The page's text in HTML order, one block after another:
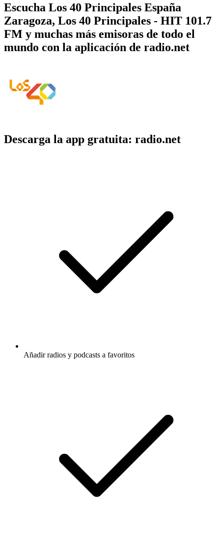
Escucha Los 40 Principales España
Zaragoza, Los 40 Principales - HIT 101.7
FM y muchas más emisoras de todo el
mundo con la aplicación de radio.net
Descarga la app gratuita: radio.net
Añadir radios y podcasts a favoritos